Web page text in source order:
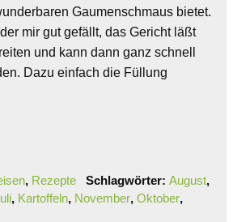
Gaumenschmaus bietet.
mir gut gefällt, das Gericht läßt
und kann dann ganz schnell
Dazu einfach die Füllung
, Rezepte Schlagwörter: August,
, Kartoffeln, November, Oktober,